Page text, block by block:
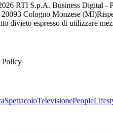
RTI S.p.A. Business Digital -
Cologno Monzese (MI)
divieto espresso di utilizzare
Policy
SpettacoloTelevisionePeople